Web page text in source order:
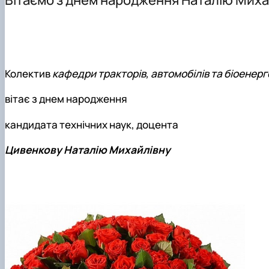
Як нас знайти
Навчальні лабораторії
Міжнародні зв'язки
Колективкафедри тракторів, автомобілів та
вітає з днем народження
кандидата технічних наук, доцента
Цивенкову Наталію Михайлівну